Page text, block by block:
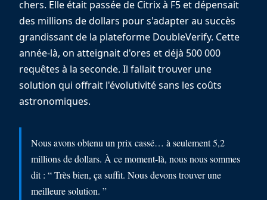
chers. Elle était passée de Citrix à F5 et dépensait
des millions de dollars pour s'adapter au succès
grandissant de la plateforme DoubleVerify. Cette
année-là, on atteignait d'ores et déjà 500 000
requêtes à la seconde. Il fallait trouver une
solution qui offrait l'évolutivité sans les coûts
astronomiques.
Nous avons obtenu un prix cassé… à seulement 5,2
millions de dollars. À ce moment-là, nous nous sommes
dit : “ Très bien, ça suffit. Nous devons trouver une
meilleure solution. ”